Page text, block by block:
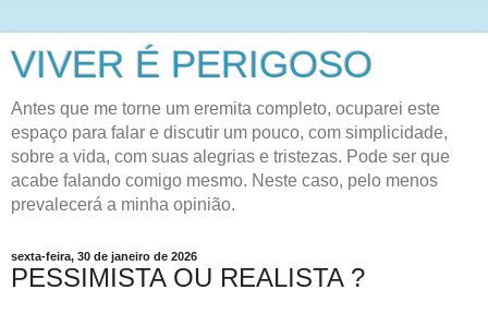
VIVER É PERIGOSO
Antes que me torne um eremita completo, ocuparei este
espaço para falar e discutir um pouco, com simplicidade,
sobre a vida, com suas alegrias e tristezas. Pode ser que
acabe falando comigo mesmo. Neste caso, pelo menos
prevalecerá a minha opinião.
sexta-feira, 30 de janeiro de 2026
PESSIMISTA OU REALISTA ?